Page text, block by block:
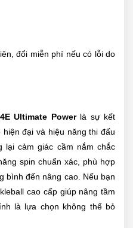
đổi miễn phí nếu có lỗi do
Ultimate Power là sự kết
đại và hiệu năng thi đấu
lại cảm giác cầm nắm chắc
spin chuẩn xác, phù hợp
bình đến nâng cao. Nếu bạn
cao cấp giúp nâng tầm
là lựa chọn không thể bỏ